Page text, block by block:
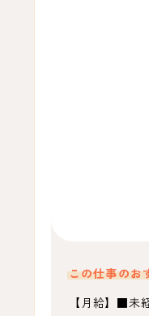
この仕事のお
【月給】■未